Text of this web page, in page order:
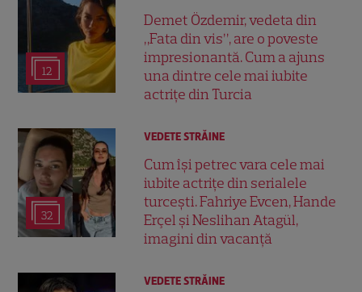
12
Demet Özdemir, vedeta din
„Fata din vis”, are o poveste
impresionantă. Cum a ajuns
una dintre cele mai iubite
actrițe din Turcia
32
VEDETE STRĂINE
Cum își petrec vara cele mai
iubite actrițe din serialele
turcești. Fahriye Evcen, Hande
Erçel și Neslihan Atagül,
imagini din vacanță
VEDETE STRĂINE